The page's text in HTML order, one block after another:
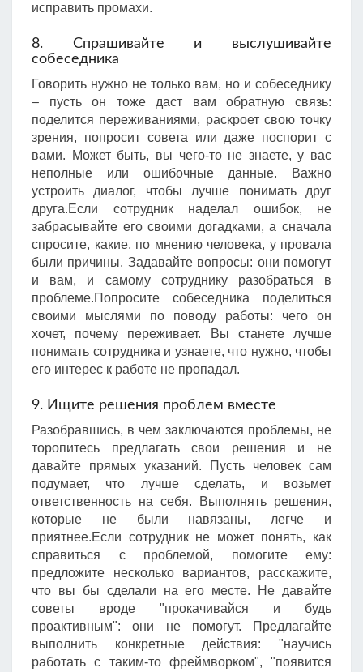
исправить промахи.
8. Спрашивайте и выслушивайте
собеседника
Говорить нужно не только вам, но и собеседнику
– пусть он тоже даст вам обратную связь:
поделится переживаниями, раскроет свою точку
зрения, попросит совета или даже поспорит с
вами. Может быть, вы чего-то не знаете, у вас
неполные или ошибочные данные. Важно
устроить диалог, чтобы лучше понимать друг
друга.Если сотрудник наделал ошибок, не
забрасывайте его своими догадками, а сначала
спросите, какие, по мнению человека, у провала
были причины. Задавайте вопросы: они помогут
и вам, и самому сотруднику разобраться в
проблеме.Попросите собеседника поделиться
своими мыслями по поводу работы: чего он
хочет, почему переживает. Вы станете лучше
понимать сотрудника и узнаете, что нужно, чтобы
его интерес к работе не пропадал.
9. Ищите решения проблем вместе
Разобравшись, в чем заключаются проблемы, не
торопитесь предлагать свои решения и не
давайте прямых указаний. Пусть человек сам
подумает, что лучше сделать, и возьмет
ответственность на себя. Выполнять решения,
которые не были навязаны, легче и
приятнее.Если сотрудник не может понять, как
справиться с проблемой, помогите ему:
предложите несколько вариантов, расскажите,
что вы бы сделали на его месте. Не давайте
советы вроде "прокачивайся и будь
проактивным": они не помогут. Предлагайте
выполнить конкретные действия: "научись
работать с таким-то фреймворком", "появится